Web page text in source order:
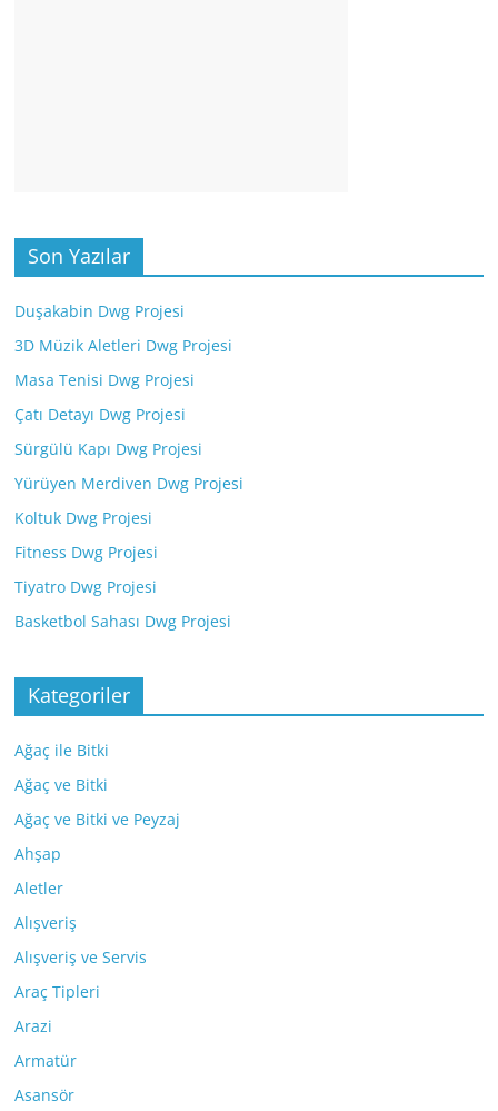
Son Yazılar
Duşakabin Dwg Projesi
3D Müzik Aletleri Dwg Projesi
Masa Tenisi Dwg Projesi
Çatı Detayı Dwg Projesi
Sürgülü Kapı Dwg Projesi
Yürüyen Merdiven Dwg Projesi
Koltuk Dwg Projesi
Fitness Dwg Projesi
Tiyatro Dwg Projesi
Basketbol Sahası Dwg Projesi
Kategoriler
Ağaç ile Bitki
Ağaç ve Bitki
Ağaç ve Bitki ve Peyzaj
Ahşap
Aletler
Alışveriş
Alışveriş ve Servis
Araç Tipleri
Arazi
Armatür
Asansör